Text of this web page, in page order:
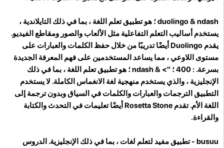
duolingo& ndash ؛ هو تطبيق تعلم اللغة ، بما في ذلك التايلاندية ،
يستخدم أساليب التعلم التفاعلية مثل الألعاب والصور ومقاطع الفيديو.
يقدم Duolingo أيضًا تدريبًا من خلال حفظ الكلمات والعبارات على
مستوى اللاوعي ، مما يساعد المستخدمين على فهم المعرفة الجديدة
بسرعة. : 400 ؛ "> & ndash ؛ هو تطبيق تعلم اللغة ، بما في ذلك
الإنجليزية ، والذي يستخدم منهجية لغة الانغماس الكاملة. لا يستخدم
التطبيق الترجمات والعبارات والكلمات في السياق وبدون ترجمة إلى
اللغة الأم. تقدم Rosetta Stone أيضًا تعليمات في التحدث والكتابة
والقراءة.
busuu -
تطبيق مفيد لتعلم لغات ، بما في ذلك الإنجليزية. الدروس